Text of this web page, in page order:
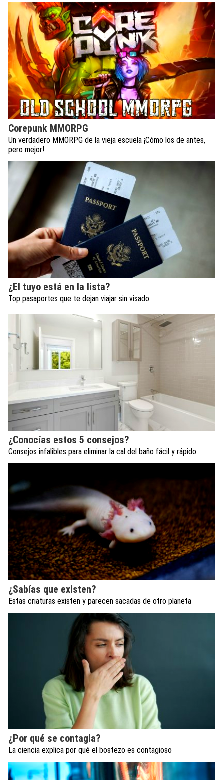
Corepunk MMORPG
Un verdadero MMORPG de la vieja escuela ¡Cómo los de antes,
pero mejor!
¿El tuyo está en la lista?
Top pasaportes que te dejan viajar sin visado
¿Conocías estos 5 consejos?
Consejos infalibles para eliminar la cal del baño fácil y rápido
¿Sabías que existen?
Estas criaturas existen y parecen sacadas de otro planeta
¿Por qué se contagia?
La ciencia explica por qué el bostezo es contagioso